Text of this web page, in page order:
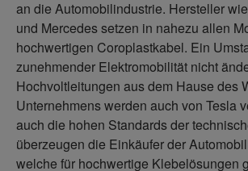
an die Automobilindustrie. Hersteller
und Mercedes setzen in nahezu allen
hochwertigen Coroplastkabel. Ein
zunehmender Elektromobilität nicht
Hochvoltleitungen aus dem Hause des
Unternehmens werden auch von Tesla
auch die hohen Standards der
überzeugen die Einkäufer der
welche für hochwertige Klebelösungen